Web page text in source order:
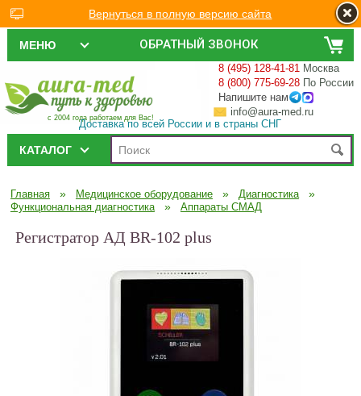
ОБРАТНЫЙ ЗВОНОК
МЕНЮ
с 2004 года работаем для Вас!
8 (495) 128-41-81 Москва
8 (800) 775-69-28 По России
Напишите нам
info@aura-med.ru
Доставка по всей России и в страны СНГ
КАТАЛОГ
Главная » Медицинское оборудование » Диагностика »
Функциональная диагностика » Аппараты СМАД
Регистратор АД BR-102 plus
Вернуться в полную версию сайта